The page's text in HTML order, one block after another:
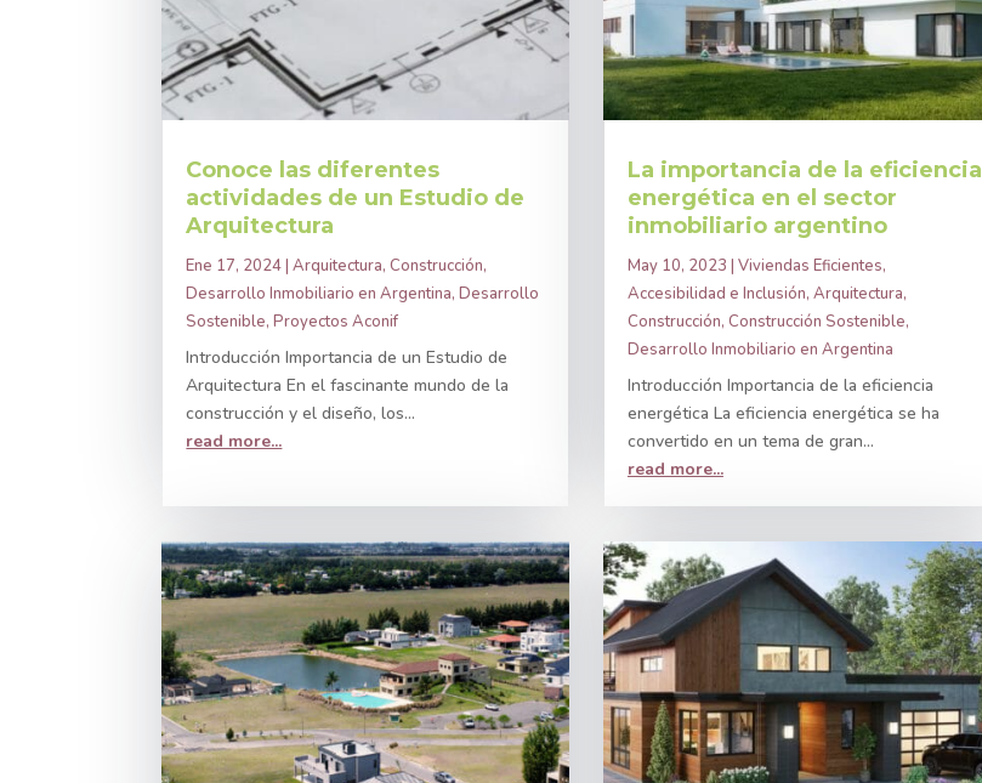
Conoce las diferentes
actividades de un Estudio de
Arquitectura
Ene 17, 2024 |Arquitectura,Construcción,
Desarrollo Inmobiliario en Argentina,Desarrollo
Sostenible,Proyectos Aconif
Introducción Importancia de un Estudio de
Arquitectura En el fascinante mundo de la
construcción y el diseño, los...
read more...
La importancia de la eficiencia
energética en el sector
inmobiliario argentino
May 10, 2023 Viviendas Eficientes,
Accesibilidad e Inclusión, Arquitectura,
Construcción, Construcción Sostenible,
Desarrollo Inmobiliario en Argentina
Introducción Importancia de la eficiencia
energética La eficiencia energética se ha
convertido en un tema de gran...
read more...